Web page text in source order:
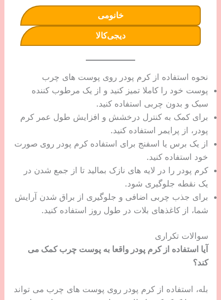
خانومی
دیجی‌کالا
نحوه استفاده از کرم پودر روی پوست های چرب
پوست خود را کاملا تمیز کنید و از یک مرطوب کننده
سبک و بدون چربی استفاده کنید.
برای کمک به کنترل درخشش و افزایش طول عمر کرم
پودر، از پرایمر استفاده کنید.
از یک برس یا اسفنج برای استفاده کرم پودر روی صورت
خود استفاده کنید.
کرم پودر را در لایه های نازک بمالید تا از جمع شدن در
یک نقطه جلوگیری شود.
برای جذب چربی اضافی و جلوگیری از براق شدن آرایش
شما، از کاغذهای بلات در طول روز استفاده کنید.
سوالات تکراری
آیا استفاده از کرم پودر واقعا به پوست چرب کمک می
کند؟
بله، استفاده از کرم پودر روی پوست های چرب می تواند